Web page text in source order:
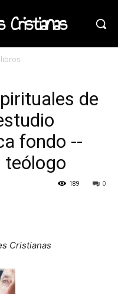
Cristianas
de
fondo --
teólogo
0
189
Cristianas